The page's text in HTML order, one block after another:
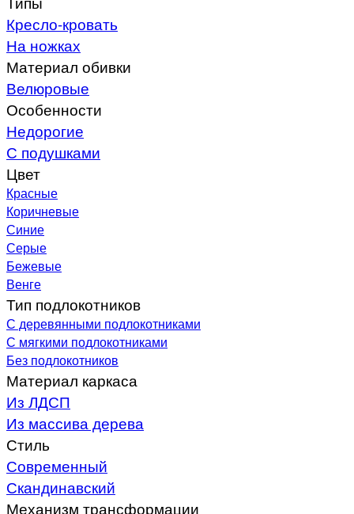
Кресло-кровать
На ножках
Материал обивки
Велюровые
Особенности
Недорогие
С подушками
Цвет
Красные
Коричневые
Синие
Серые
Бежевые
Венге
Тип подлокотников
С деревянными подлокотниками
С мягкими подлокотниками
Без подлокотников
Материал каркаса
Из ЛДСП
Из массива дерева
Стиль
Современный
Скандинавский
Механизм трансформации